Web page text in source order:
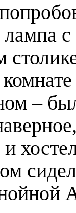
лампа
–